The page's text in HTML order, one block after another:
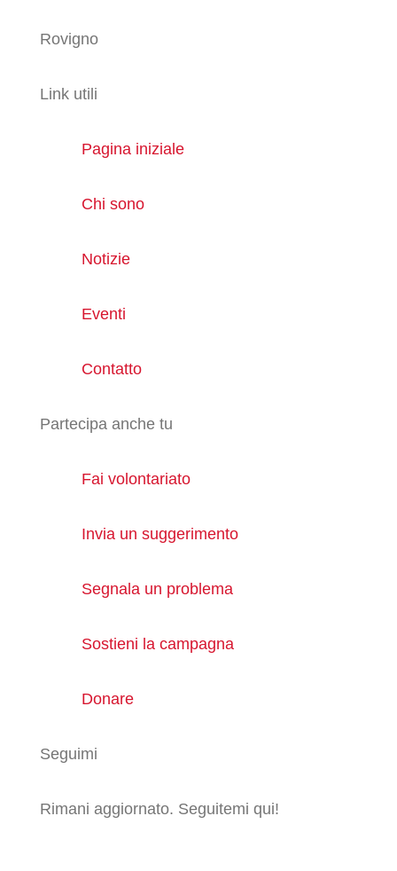
Rovigno
Link utili
Pagina iniziale
Chi sono
Notizie
Eventi
Contatto
Partecipa anche tu
Fai volontariato
Invia un suggerimento
Segnala un problema
Sostieni la campagna
Donare
Seguimi
Rimani aggiornato. Seguitemi qui!